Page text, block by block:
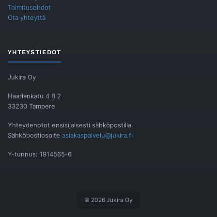
Toimitusehdot
Ota yhteyttä
YHTEYSTIEDOT
Jukira Oy
Haarlankatu 4 B 2
33230 Tampere
Yhteydenotot ensisijaisesti sähköpostilla.
Sähköpostiosoite asiakaspalvelu@jukira.fi
Y-tunnus: 1914565-6
© 2026 Jukira Oy